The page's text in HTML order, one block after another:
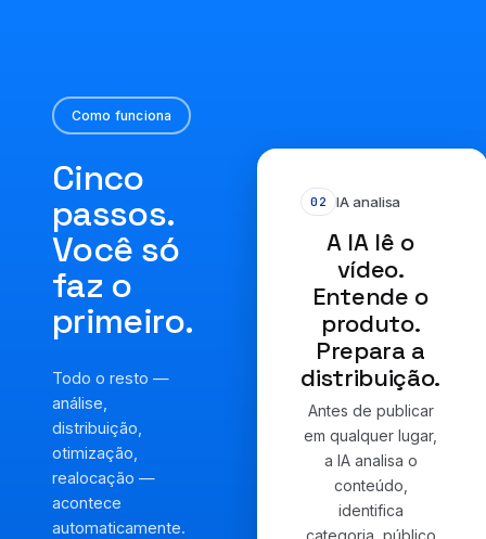
Como funciona
Cinco
passos.
Você só
faz o
primeiro.
Todo o resto —
análise,
distribuição,
otimização,
realocação —
acontece
automaticamente.
02 IA analisa
A IA lê o
vídeo.
Entende o
produto.
Prepara a
distribuição.
Antes de publicar
em qualquer lugar,
a IA analisa o
conteúdo,
identifica